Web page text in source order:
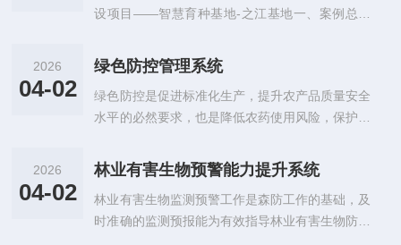
设项目——智慧育种基地-之江基地一、案例总述
学研究院之江基地为建设核心，建设相关面积333
亩，建···
2026
04-02
绿色防控管理系统
绿色防控是促进标准化生产，提升农产品质量安全
水平的必然要求，也是降低农药使用风险，保护生
过对物联设备的可视化展示和操控、植保人员的有
序划···
2026
04-02
林业有害生物预警能力提升系统
林业有害生物监测预警工作是森防工作的基础，及
时准确的监测预报能为有效指导林业有害生物防治